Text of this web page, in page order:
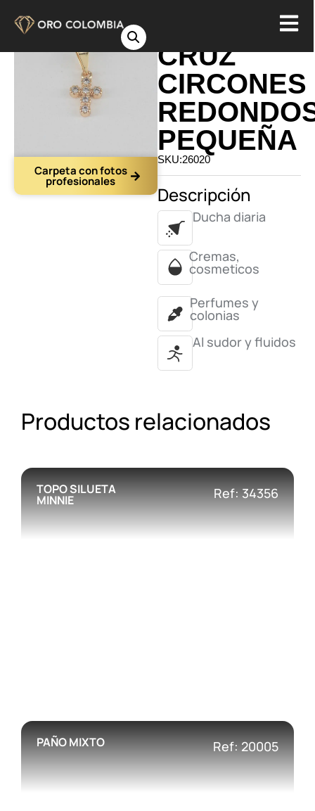
Carpeta con fotos
profesionales
CRUZ
CIRCONES
PEQUEÑA
SKU:26020
Descripción
Ducha diaria
Cremas,
cosmeticos
Perfumes y
colonias
Al sudor y fluidos
Productos relacionados
TOPO SILUETA
MINNIE Ref: 34356
PAÑO MIXTO Ref: 20005